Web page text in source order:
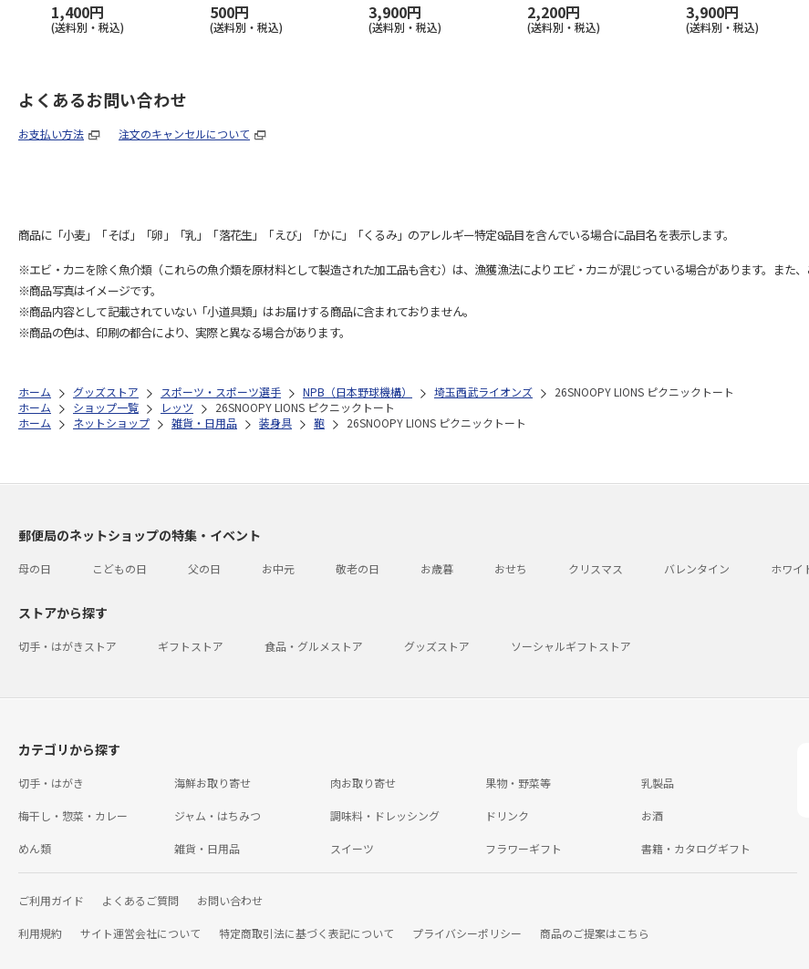
1,400円
(送料別・税込)
500円
(送料別・税込)
3,900円
(送料別・税込)
2,200円
(送料別・税込)
3,900円
(送料別・税込)
よくあるお問い合わせ
お支払い方法 注文のキャンセルについて
商品に「小麦」「そば」「卵」「乳」「落花生」「えび」「かに」「くるみ」のアレルギー特定8品目を含んでいる場合に品目名を表示します。
※エビ・カニを除く魚介類（これらの魚介類を原材料として製造された加工品も含む）は、漁獲漁法によりエビ・カニが混じっている場合があります。また
※商品写真はイメージです。
※商品内容として記載されていない「小道具類」はお届けする商品に含まれておりません。
※商品の色は、印刷の都合により、実際と異なる場合があります。
ホーム グッズストア スポーツ・スポーツ選手 NPB（日本野球機構） 埼玉西武ライオンズ
26SNOOPY LIONS ピクニックトート
ホーム
ショップ一覧 レッツ
26SNOOPY LIONS ピクニックトート
ホーム
ネットショップ 雑貨・日用品 装身具 鞄 26SNOOPY LIONS ピクニックトート
郵便局のネットショップの特集・イベント
母の日 こどもの日 父の日 お中元 敬老の日 お歳暮 おせち クリスマス バレンタイン ホワイ
ストアから探す
切手・はがきストア ギフトストア 食品・グルメストア グッズストア ソーシャルギフトストア
カテゴリから探す
切手・はがき 海鮮お取り寄せ 肉お取り寄せ 果物・野菜等 乳製品
梅干し・惣菜・カレー ジャム・はちみつ 調味料・ドレッシング ドリンク お酒
めん類 雑貨・日用品 スイーツ フラワーギフト 書籍・カタログギフト
ご利用ガイド よくあるご質問 お問い合わせ
利用規約 サイト運営会社について 特定商取引法に基づく表記について プライバシーポリシー 商品のご提案はこちら